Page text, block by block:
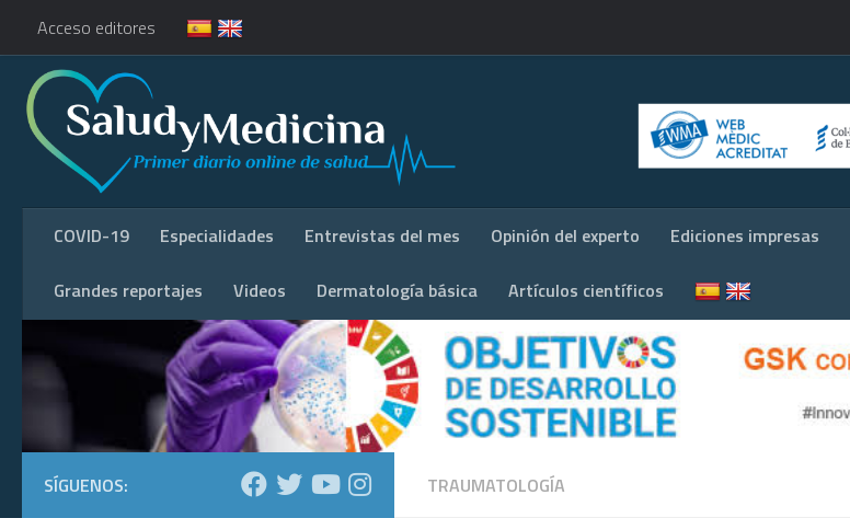
Acceso editores
COVID-19 Especialidades Entrevistas del mes Opinión del experto Ediciones impresas
Grandes reportajes Videos Dermatología básica Artículos científicos
TRAUMATOLOGÍA
SÍGUENOS: